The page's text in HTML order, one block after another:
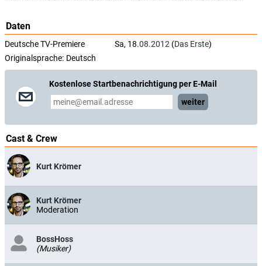
Daten
Deutsche TV-Premiere Sa, 18.08.2012 (Das Erste)
Originalsprache: Deutsch
Kostenlose Startbenachrichtigung per E-Mail
weiter
Cast & Crew
Kurt Krömer
Kurt Krömer
Moderation
BossHoss
(Musiker)